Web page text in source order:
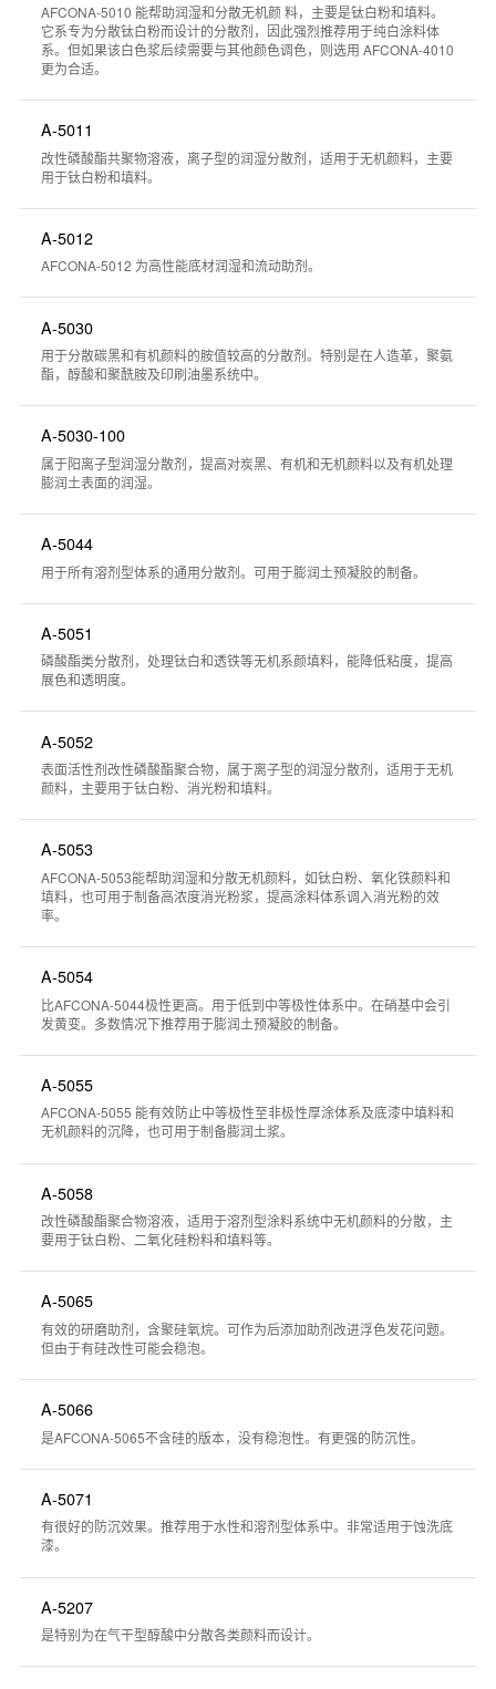
AFCONA-5010 能帮助润湿和分散无机颜 料，主要是钛白粉和填料。
它系专为分散钛白粉而设计的分散剂，因此强烈推荐用于纯白涂料体
系。但如果该白色浆后续需要与其他颜色调色，则选用 AFCONA-4010
更为合适。
A-5011
改性磷酸酯共聚物溶液，离子型的润湿分散剂，适用于无机颜料，主要
用于钛白粉和填料。
A-5012
AFCONA-5012 为高性能底材润湿和流动助剂。
A-5030
用于分散碳黑和有机颜料的胺值较高的分散剂。特别是在人造革，聚氨
酯，醇酸和聚酰胺及印刷油墨系统中。
A-5030-100
属于阳离子型润湿分散剂，提高对炭黑、有机和无机颜料以及有机处理
膨润土表面的润湿。
A-5044
用于所有溶剂型体系的通用分散剂。可用于膨润土预凝胶的制备。
A-5051
磷酸酯类分散剂，处理钛白和透铁等无机系颜填料，能降低粘度，提高
展色和透明度。
A-5052
表面活性剂改性磷酸酯聚合物，属于离子型的润湿分散剂，适用于无机
颜料，主要用于钛白粉、消光粉和填料。
A-5053
AFCONA-5053能帮助润湿和分散无机颜料，如钛白粉、氧化铁颜料和
填料，也可用于制备高浓度消光粉浆，提高涂料体系调入消光粉的效
率。
A-5054
比AFCONA-5044极性更高。用于低到中等极性体系中。在硝基中会引
发黄变。多数情况下推荐用于膨润土预凝胶的制备。
A-5055
AFCONA-5055 能有效防止中等极性至非极性厚涂体系及底漆中填料和
无机颜料的沉降，也可用于制备膨润土浆。
A-5058
改性磷酸酯聚合物溶液，适用于溶剂型涂料系统中无机颜料的分散，主
要用于钛白粉、二氧化硅粉料和填料等。
A-5065
有效的研磨助剂，含聚硅氧烷。可作为后添加助剂改进浮色发花问题。
但由于有硅改性可能会稳泡。
A-5066
是AFCONA-5065不含硅的版本，没有稳泡性。有更强的防沉性。
A-5071
有很好的防沉效果。推荐用于水性和溶剂型体系中。非常适用于蚀洗底
漆。
A-5207
是特别为在气干型醇酸中分散各类颜料而设计。